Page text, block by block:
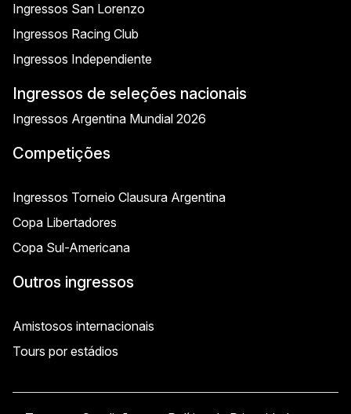
Ingressos San Lorenzo
Ingressos Racing Club
Ingressos Independiente
Ingressos de seleções nacionais
Ingressos Argentina Mundial 2026
Competições
Ingressos Torneio Clausura Argentina
Copa Libertadores
Copa Sul-Americana
Outros ingressos
Amistosos internacionais
Tours por estádios